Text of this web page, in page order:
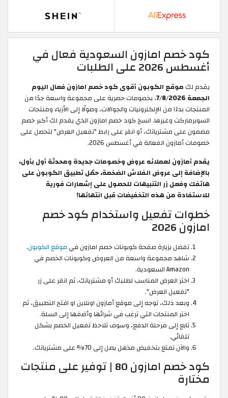
كود خصم امازون السعودية فعال في
أغسطس 2026 على الطلبات
يقدم لك موقع الكوبون أقوى كود خصم امازون فعال اليوم
الجمعة 7/8/2026
، بخصومات حصرية على مجموعة واسعة جدًا من
المنتجات بدءًا من الإلكترونيات والجوالات، وصولًا إلى الأزياء ومنتجات
السوبرماركت وغيرها. انسخ كود خصم امازون الذي يقدم لك أكبر خصم
مضمون على مشترياتك، أو انقر على رابط "تفعيل العرض" لتحصل على
خصومات أمازون الفعالة في أغسطس 2026.
يقدم أمازون لعملائه عروض وخصومات جديدة ومحدثة أول بأول،
بالإضافة إلى عروض الفلاش الضخمة، حمّل تطبيق الكوبون على
هاتفك وفعل زر التنبيهات للحصول على إشعارات فورية
للاستفادة من هذه التخفيضات قبل انتهائها!
خطوات تفعيل واستخدام كود خصم
امازون 2026
تفضل بزيارة صفحة كوبونات خصم امازون في موقع الكوبون.
شاهد مجموعة واسعة من العروض وكوبونات الخصم في
Amazon السعودية.
اختر العرض المناسب لطلبك أو مشترياتك، ثم انقر على زر
"تفعيل العرض".
وبعد ذلك، توجه إلى موقع أمازون اونلاين او افتح التطبيق، ثم
اختر المنتجات التي ترغب في شرائها وأضفها إلى السلة.
تابع إلى مرحلة الدفع، وسوف تلاحظ تفعيل الخصم بشكل
تلقائي.
والآن تمتع بتخفيض مذهل يصل إلى 70% على مشترياتك.
كود خصم امازون 80 | توفير على منتجات
مختارة